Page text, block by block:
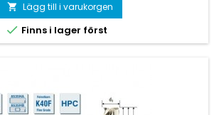
 Lägg till i varukorgen
 Finns i lager först